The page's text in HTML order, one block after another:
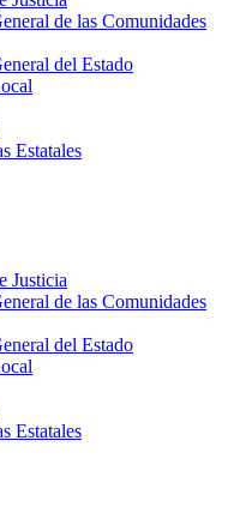
de las Comunidades
del Estado
Estatales
Justicia
de las Comunidades
del Estado
Estatales